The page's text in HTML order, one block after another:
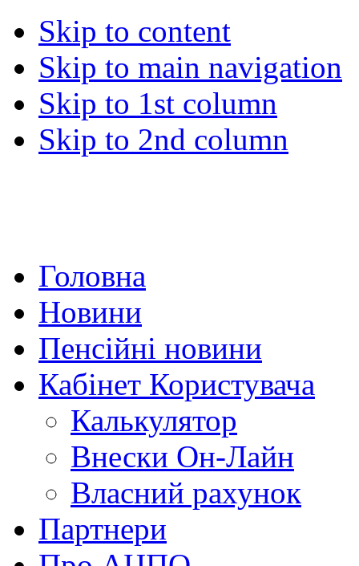
Skip to content
Skip to main navigation
Skip to 1st column
Skip to 2nd column
Головна
Новини
Пенсійні новини
Кабінет Користувача
Калькулятор
Внески Он-Лайн
Власний рахунок
Партнери